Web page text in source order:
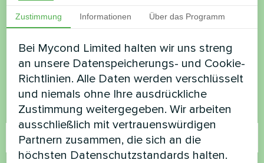
Möchten Sie kaufen oder
haben Sie Fragen?
Kontaktieren Sie uns und wir werden Ihnen
helfen
Name
Zustimmung Informationen Über das Programm
Bei Mycond Limited halten wir uns streng
an unsere Datenspeicherungs- und Cookie-
Richtlinien. Alle Daten werden verschlüsselt
und niemals ohne Ihre ausdrückliche
Zustimmung weitergegeben. Wir arbeiten
ausschließlich mit vertrauenswürdigen
Partnern zusammen, die sich an die
höchsten Datenschutzstandards halten.